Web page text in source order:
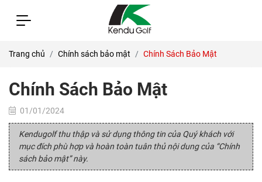
Trang chủ Chính sách bảo mật Chính Sách Bảo Mật
Chính Sách Bảo Mật
01/01/2024
Kendugolf thu thập và sử dụng thông tin của Quý khách với
mục đích phù hợp và hoàn toàn tuân thủ nội dung của “Chính
sách bảo mật” này.